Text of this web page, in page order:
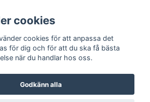
från Fågelskrämma Sverige AB:
cookies
cookies för att anpassa det
för dig och för att du ska få bästa
när du handlar hos oss.
Godkänn alla